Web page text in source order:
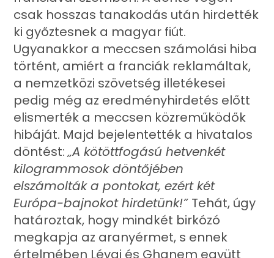
csak hosszas tanakodás után hirdették
ki győztesnek a magyar fiút.
Ugyanakkor a meccsen számolási hiba
történt, amiért a franciák reklamáltak,
a nemzetközi szövetség illetékesei
pedig még az eredményhirdetés előtt
elismerték a meccsen közreműködők
hibáját. Majd bejelentették a hivatalos
döntést:„A kötöttfogású hetvenkét
kilogrammosok döntőjében
elszámolták a pontokat, ezért két
Európa-bajnokot hirdetünk!” Tehát, úgy
határoztak, hogy mindkét birkózó
megkapja az aranyérmet, s ennek
értelmében Lévai és Ghanem együtt